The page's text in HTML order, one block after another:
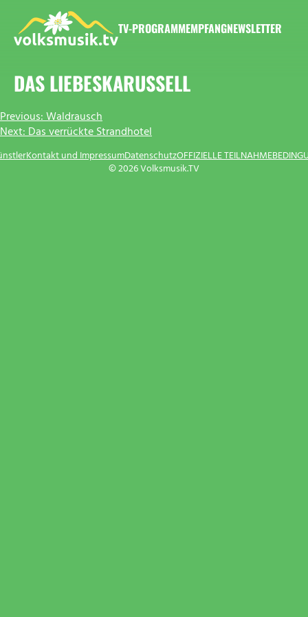
Inhalt
springen
TV-PROGRAMMEMPFANGNEWSLETTER
DAS LIEBESKARUSSELL
BEITRAGSNAVIGATION
Previous:Waldrausch
Next:Das verrückte Strandhotel
© 2026 Volksmusik.TV
Kontakt und ImpressumDatenschutzOFFIZIELLE